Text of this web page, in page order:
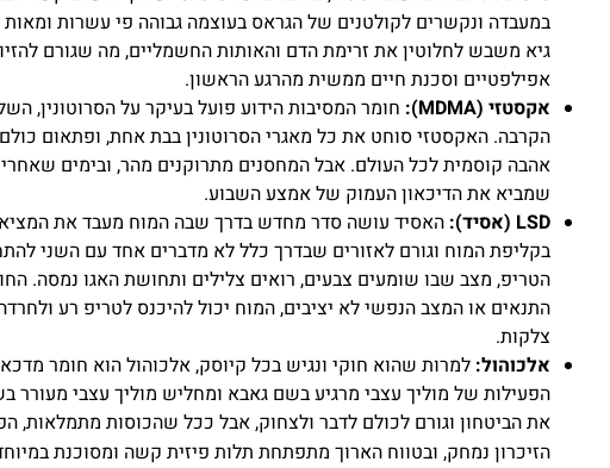
במעבדה ונקשרים לקולטנים של הגראס בעוצמה גבוהה פי עשרות
גיא משבש לחלוטין את זרימת הדם והאותות החשמליים, מה שגורם
אפילפטיים וסכנת חיים ממשית מהרגע הראשון.
אקסטזי (MDMA):
חומר המסיבות הידוע פועל בעיקר על הסרוטונין,
הקרבה. האקסטזי סוחט את כל מאגרי הסרוטונין בבת אחת, ופתאום
אהבה קוסמית לכל העולם. אבל המחסנים מתרוקנים מהר, ובימים
שמביא את הדיכאון העמוק של אמצע השבוע.
LSD (אסיד):
האסיד עושה סדר מחדש בדרך שבה המוח מעבד את
בקליפת המוח וגורם לאזורים שבדרך כלל לא מדברים אחד עם השני
הטריפ, מצב שבו שומעים צבעים, רואים צלילים ותחושת האגו נמסה.
התנאים או המצב הנפשי לא יציבים, המוח יכול להיכנס לטריפ רע
צלקות.
אלכוהול: למרות שהוא חוקי ונגיש בכל קיוסק, אלכוהול הוא חומר
הפעילות של מוליך עצבי מרגיע בשם גאבא ומחליש מוליך עצבי
את הביטחון וגורם לכולם לדבר ולצחוק, אבל ככל שהכוסות מתמלאות,
הזיכרון נמחק, ובטווח הארוך מתפתחת תלות פיזית קשה ומסוכנת